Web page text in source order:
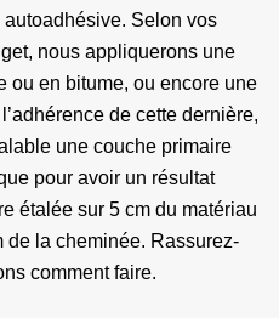
autoadhésive. Selon vos
nous appliquerons une
ou en bitume, ou encore une
de cette dernière,
une couche primaire
pour avoir un résultat
étalée sur 5 cm du matériau
de la cheminée. Rassurez-
comment faire.